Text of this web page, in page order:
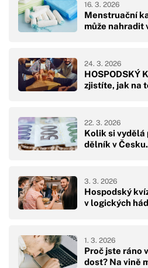
Menstruační
může nahradit
16. 3. 2026
HOSPODSKÝ
zjistíte, jak na
24. 3. 2026
Kolik si
dělník v
22. 3. 2026
Hospodský
v logických
3. 3. 2026
Proč jste ráno
dost? Na vině
1. 3. 2026